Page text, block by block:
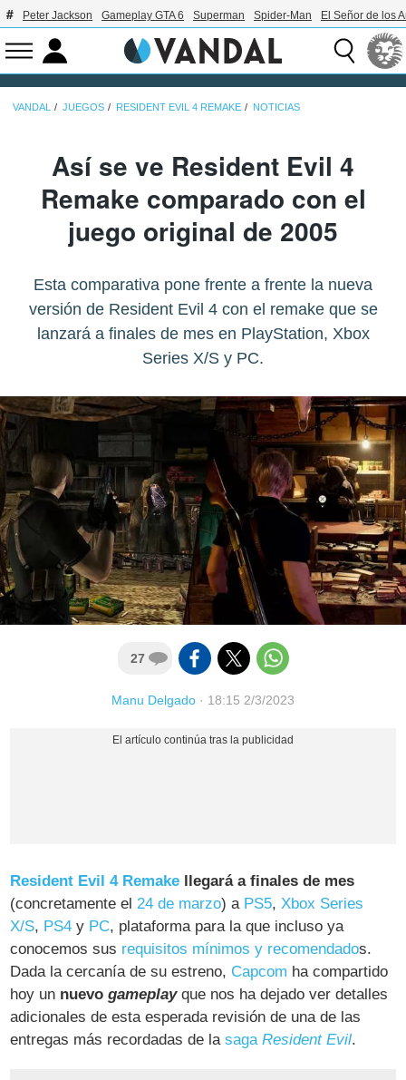
Peter Jackson Gameplay GTA 6 Superman Spider-Man El Señor de los
VANDAL JUEGOS RESIDENT EVIL 4 REMAKE NOTICIAS
Así se ve Resident Evil 4
Remake comparado con el
juego original de 2005
Esta comparativa pone frente a frente la nueva
versión de Resident Evil 4 con el remake que se
lanzará a finales de mes en PlayStation, Xbox
Series X/S y PC.
27
Manu Delgado · 18:15 2/3/2023
Resident Evil 4 Remake llegará a finales de mes
(concretamente el24 de marzo) a PS5,Xbox Series
X/S, PS4 y PC, plataforma para la que incluso ya
conocemos sus requisitos mínimos y recomendados.
Dada la cercanía de su estreno, Capcom ha compartido
hoy un nuevogameplayque nos ha dejado ver detalles
adicionales de esta esperada revisión de una de las
entregas más recordadas de lasagaResident Evil.